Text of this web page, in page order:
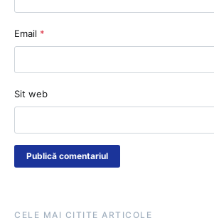
Email *
Sit web
CELE MAI CITITE ARTICOLE